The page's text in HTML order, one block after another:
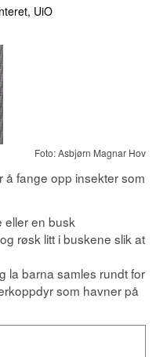
UiO
Foto: Asbjørn Magnar Hov
å fange opp insekter som
eller en busk
røsk litt i buskene slik at
la barna samles rundt for
som havner på